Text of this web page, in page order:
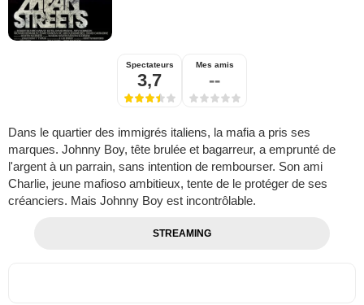
Spectateurs
3,7
Mes amis
--
Dans le quartier des immigrés italiens, la mafia a pris ses
marques. Johnny Boy, tête brulée et bagarreur, a emprunté de
l'argent à un parrain, sans intention de rembourser. Son ami
Charlie, jeune mafioso ambitieux, tente de le protéger de ses
créanciers. Mais Johnny Boy est incontrôlable.
STREAMING